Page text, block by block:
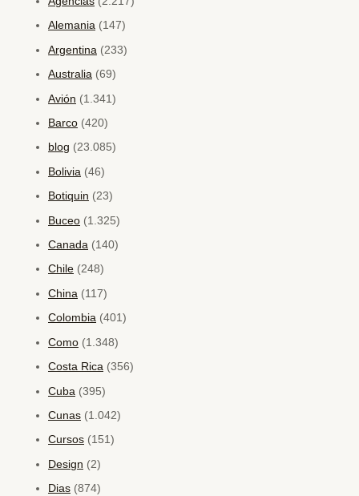
Alemania (147)
Argentina (233)
Australia (69)
Avión (1.341)
Barco (420)
blog (23.085)
Bolivia (46)
Botiquin (23)
Buceo (1.325)
Canada (140)
Chile (248)
China (117)
Colombia (401)
Como (1.348)
Costa Rica (356)
Cuba (395)
Cunas (1.042)
Cursos (151)
Design (2)
Dias (874)